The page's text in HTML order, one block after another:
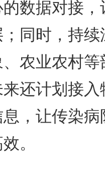
数据对接，
同时，持续
农业农村
还计划接
，让传染病
。